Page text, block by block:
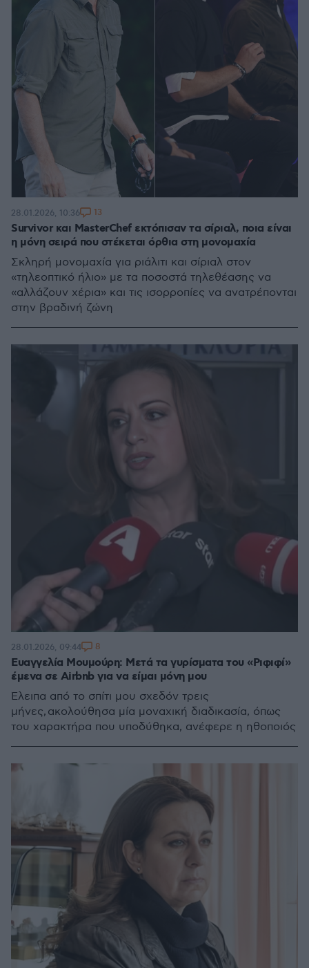
Survivor και MasterChef εκτόπισαν τα σίριαλ, ποια είναι
η μόνη σειρά που στέκεται όρθια στη μονομαχία
Σκληρή μονομαχία για ριάλιτι και σίριαλ στον
«τηλεοπτικό ήλιο» με τα ποσοστά τηλεθέασης να
«αλλάζουν χέρια» και τις ισορροπίες να ανατρέπονται
στην βραδινή ζώνη
28.01.2026, 10:36 13
Ευαγγελία Μουμούρη: Μετά τα γυρίσματα του «Ριφιφί»
έμενα σε Airbnb για να είμαι μόνη μου
Έλειπα από το σπίτι μου σχεδόν τρεις
μήνες, ακολούθησα μία μοναχική διαδικασία, όπως
του χαρακτήρα που υποδύθηκα, ανέφερε η ηθοποιός
28.01.2026, 09:44 8